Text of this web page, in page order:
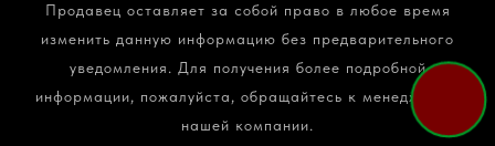
Продавец оставляет за собой право в любое время
изменить данную информацию без предварительного
уведомления. Для получения более подробной
информации, пожалуйста, обращайтесь к менеджерам
нашей компании.